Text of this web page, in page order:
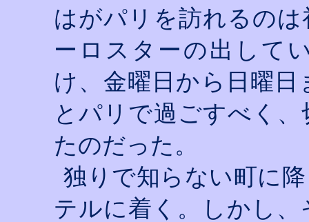
はがパリを訪れるの
ーロスターの出して
け、金曜日から日曜
とパリで過ごすべく
たのだった。
独りで知らない町に
テルに着く。しかし